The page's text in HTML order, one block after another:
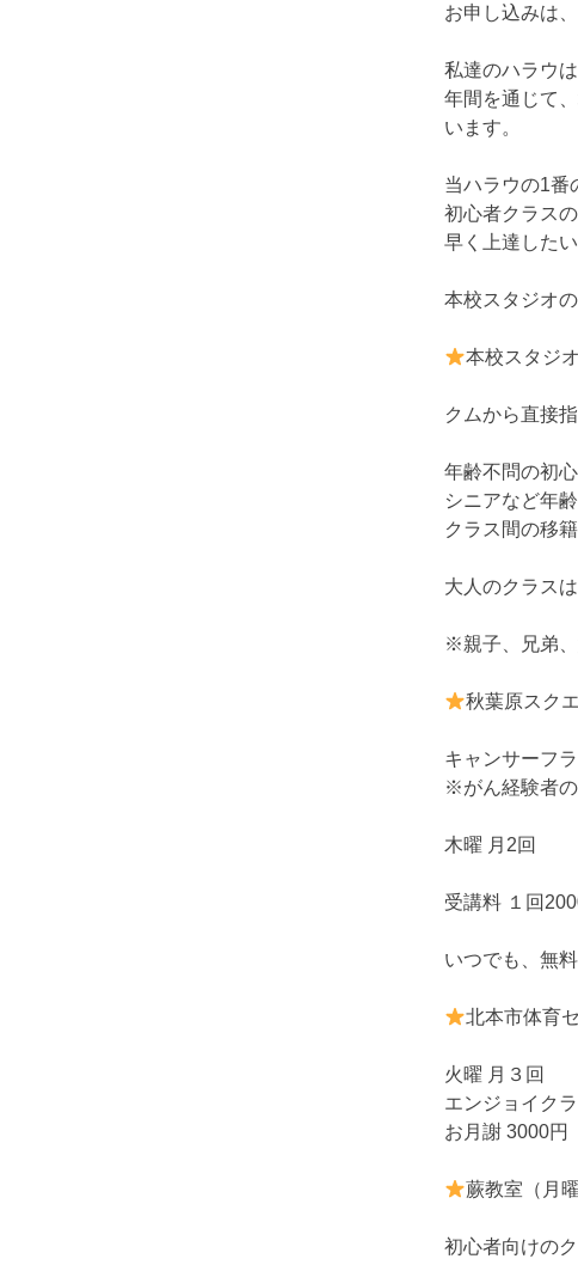
お申し込みは
私達のハラウ
年間を通じて
います。
当ハラウの1番
初心者クラス
早く上達した
本校スタジオ
本校スタジ
クムから直接
年齢不問の初
シニアなど年
クラス間の移
大人のクラス
※親子、兄弟、
秋葉原スク
キャンサーフ
※がん経験者
木曜 月2回
受講料 １回
いつでも、無
北本市体育
火曜 月３回
エンジョイク
お月謝 3000円
蕨教室（月
初心者向けの